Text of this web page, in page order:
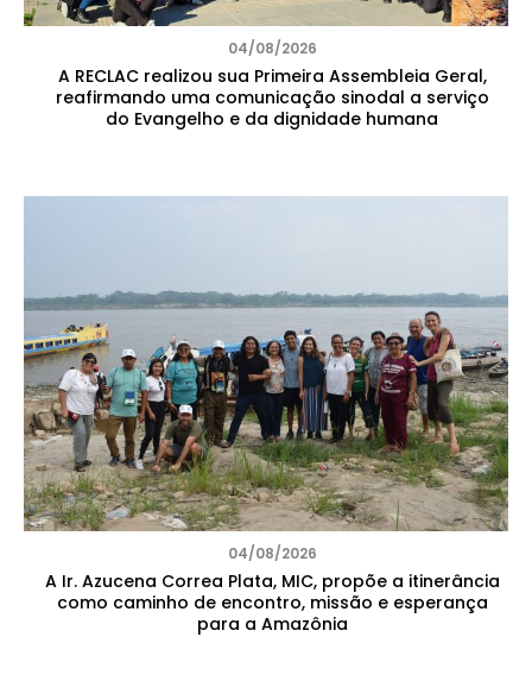
04/08/2026
A RECLAC realizou sua Primeira Assembleia Geral,
reafirmando uma comunicação sinodal a serviço
do Evangelho e da dignidade humana
04/08/2026
A Ir. Azucena Correa Plata, MIC, propõe a itinerância
como caminho de encontro, missão e esperança
para a Amazônia